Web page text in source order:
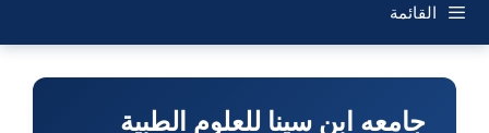
القائمة
جامعه ابن سينا للعلوم الطبية